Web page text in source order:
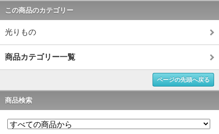
この商品のカテゴリー
光りもの
商品カテゴリー一覧
ページの先頭へ戻る
商品検索